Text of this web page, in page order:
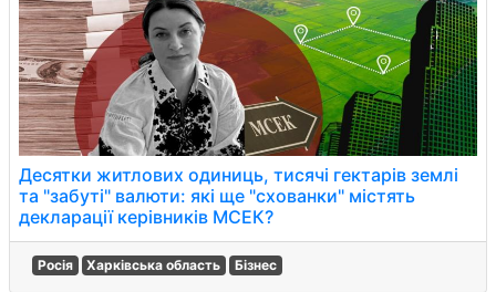
Десятки житлових одиниць, тисячі гектарів землі
та "забуті" валюти: які ще "схованки" містять
декларації керівників МСЕК?
Росія Харківська область Бізнес